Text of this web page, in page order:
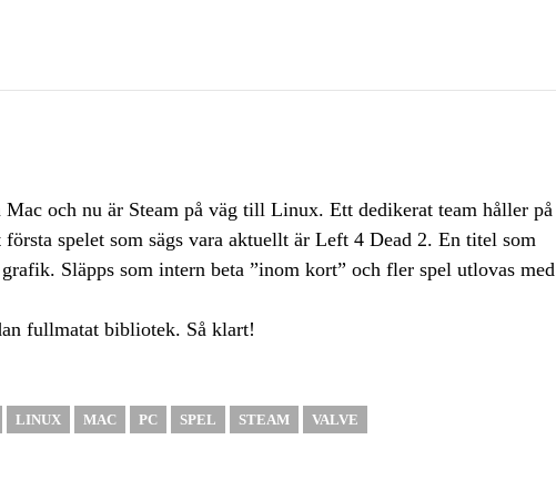
och nu är Steam på väg till Linux. Ett dedikerat team håller på
spelet som sägs vara aktuellt är Left 4 Dead 2. En titel som
Släpps som intern beta ”inom kort” och fler spel utlovas med
fullmatat bibliotek. Så klart!
LINUX MAC PC SPEL STEAM VALVE